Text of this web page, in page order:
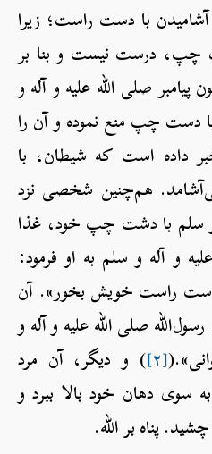
با دست راست؛ زیرا
چپ، درست نیست و بنا بر
صلی الله علیه و آله و
دست چپ منع نموده و آن را
داده است که شیطان، با
هم‌چنین شخصی نزد
و سلم با دشت چپ خود، غذا
و آله و سلم به او فرمود:
دست راست خویش بخور». آن
صلی الله علیه و آله و
[۲] ) و دیگر، آن مرد
سوی دهان خود بالا ببرد و
پناه بر الله.